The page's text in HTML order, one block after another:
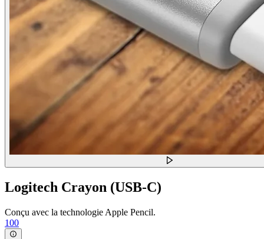
Logitech Crayon (USB-C)
Conçu avec la technologie Apple Pencil.
100